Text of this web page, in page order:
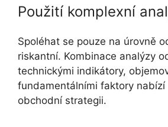
Použití komplexní
Spoléhat se pouze na úrovně
riskantní. Kombinace analýzy
technickými indikátory,
fundamentálními faktory nabízí
obchodní strategii.